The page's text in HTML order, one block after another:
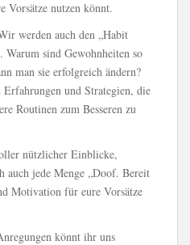
Vorsätze nutzen könnt.
werden auch den „Habit
sind Gewohnheiten so
man sie erfolgreich ändern?
und Strategien, die
Routinen zum Besseren zu
nützlicher Einblicke,
auch jede Menge „Doof. Bereit
Motivation für eure Vorsätze
könnt ihr uns